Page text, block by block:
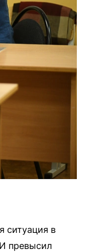
ситуация в
превысил